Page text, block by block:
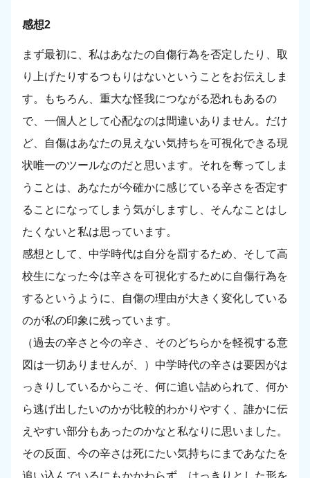
感想2
まず最初に、私はあなたの自傷行為を否定したり、取
り上げたりするつもりはないということをお伝えしま
す。もちろん、重大な怪我につながる恐れもあるの
で、一個人として心配なのは間違いありません。だけ
ど、自傷はあなたの見えない気持ちを可視化できる現
状唯一のツールなのだと思います。それを奪ってしま
うことは、あなたが今確かに感じている辛さを否定す
ることになってしまう気がしますし、そんなことはし
たくないと私は思っています。
感想として、中学時代は自分を罰するため、そして高
校生になった今は辛さを可視化するために自傷行為を
するというように、自傷の理由が大きく変化している
のが私の印象に残っています。
（過去の辛さと今の辛さ、そのどちらかを軽視する意
図は一切ありませんが、）中学時代の辛さは要因がは
っきりしているからこそ、何に追い詰められて、何か
ら逃げ出したいのかが比較的わかりやすく、誰かに伝
えやすい部分もあったのかなと私なりに思いました。
その反面、今の辛さは死にたい気持ちにまであなたを